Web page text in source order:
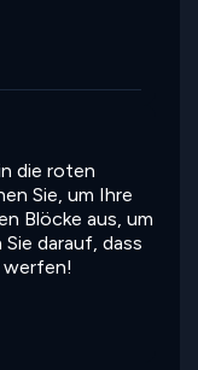
die roten
Sie, um Ihre
Blöcke aus, um
darauf, dass
werfen!